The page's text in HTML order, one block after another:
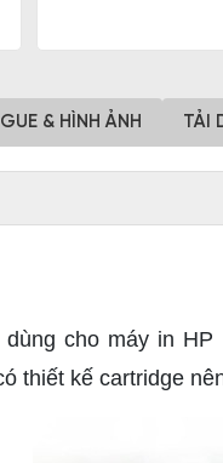
& HÌNH ẢNH TẢI
cho máy in
thiết kế cartridge